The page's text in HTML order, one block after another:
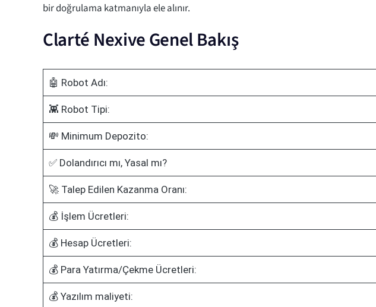
bir doğrulama katmanıyla ele alınır.
Clarté Nexive Genel Bakış
🤖 Robot Adı:
👾 Robot Tipi:
💸 Minimum Depozito:
✅ Dolandırıcı mı, Yasal mı?
🚀 Talep Edilen Kazanma Oranı:
💰 İşlem Ücretleri:
💰 Hesap Ücretleri:
💰 Para Yatırma/Çekme Ücretleri:
💰 Yazılım maliyeti: